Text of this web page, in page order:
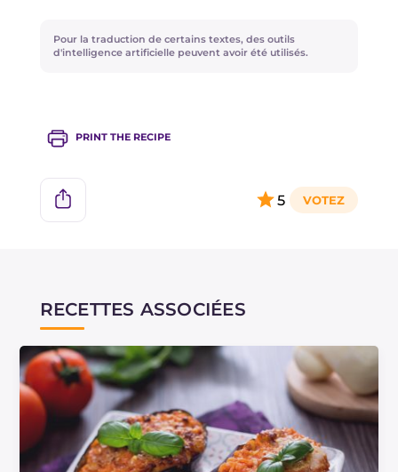
bien se mlanger.
Pour la traduction de certains textes, des outils
d'intelligence artificielle peuvent avoir été utilisés.
PRINT THE RECIPE
5
RECETTES ASSOCIÉES